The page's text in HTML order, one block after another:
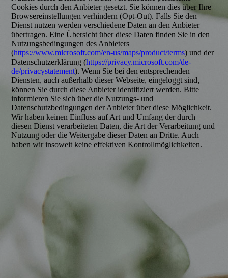
Cookies durch den Anbieter gesetzt. Sie können dies über Ihre
Browsereinstellungen verhindern (Opt-Out). Falls Sie den
Dienst nutzen werden verschiedene Daten an den Anbieter
übertragen. Eine Übersicht über diese Daten finden Sie in den
Nutzungsbedingungen des Anbieters
(https://www.microsoft.com/en-us/maps/product/terms) und der
Datenschutzerklärung (https://privacy.microsoft.com/de-
de/privacystatement). Wenn Sie bei den entsprechenden
Diensten, auch außerhalb dieser Webseite, eingeloggt sind,
können Sie durch diese Anbieter identifiziert werden. Bitte
informieren Sie sich über die Nutzungs- und
Datenschutzbedingungen der Anbieter über diese Möglichkeit.
Wir haben keinen Einfluss auf Art und Umfang der durch
diesen Dienst verarbeiteten Daten, die Art der Verarbeitung und
Nutzung oder die Weitergabe dieser Daten an Dritte. Auch
haben wir insoweit keine effektiven Kontrollmöglichkeiten.